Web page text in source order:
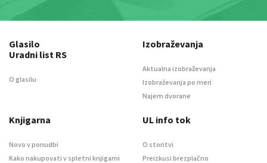
Glasilo
Uradni list RS
O glasilu
Izobraževanja
Aktualna izobraževanja
Izobraževanja po meri
Najem dvorane
Knjigarna
Novo v ponudbi
Kako nakupovati v spletni knjigarni
UL info tok
O storitvi
Preizkusi brezplačno